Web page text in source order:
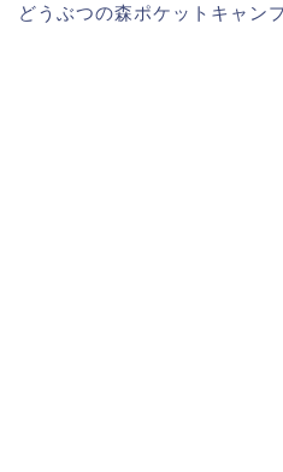
どうぶつの森ポケットキャ